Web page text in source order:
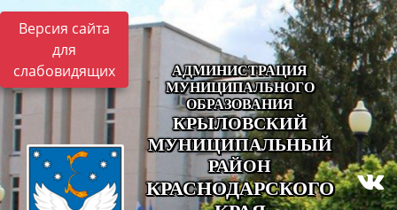
Версия сайта
для
слабовидящих
АДМИНИСТРАЦИЯ
МУНИЦИПАЛЬНОГО
ОБРАЗОВАНИЯ
КРЫЛОВСКИЙ
МУНИЦИПАЛЬНЫЙ
РАЙОН
КРАСНОДАРСКОГО